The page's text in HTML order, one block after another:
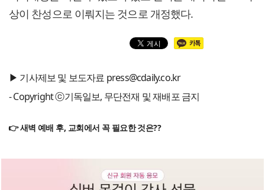
상이 찬성으로 이뤄지는 것으로 개정했다.
▶ 기사제보 및 보도자료 press@cdaily.co.kr
- Copyright ⓒ기독일보, 무단전재 및 재배포 금지
👉 새벽 예배 후, 교회에서 꼭 필요한 것은??